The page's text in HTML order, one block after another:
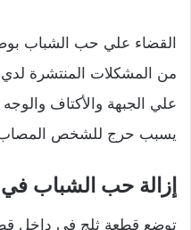
القضاء علي حب الشباب
من المشكلات المنتشرة
علي الجبهة والأكتاف
يسبب حرج للشخص المصاب
إزالة حب الشباب في
توضع قطعة ثلج في داخل